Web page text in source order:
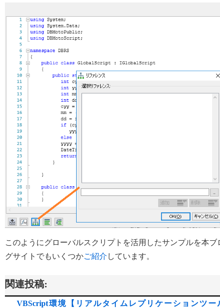
このようにグローバルスクリプトを活用したサンプルを本ブ
グサイトでもいくつかご紹介 しています。
関連投稿:
VBScript環境【リアルタイムレプリケーションツー